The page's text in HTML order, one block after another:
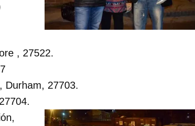
, 27522.
Durham, 27703.